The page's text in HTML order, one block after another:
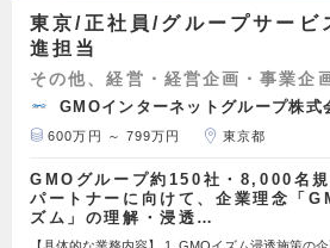
東京/正社員/グループサービ
進担当
その他、経営・経営企画・事業企
GMOインターネットグループ株式
600万円 ～ 799万円 東京都
GMOグループ約150社・8,000名
パートナーに向けて、企業理念「
ズム」の理解・浸透…